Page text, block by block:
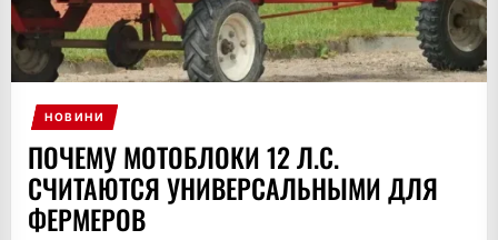
НОВИНИ
ПОЧЕМУ МОТОБЛОКИ 12 Л.С.
СЧИТАЮТСЯ УНИВЕРСАЛЬНЫМИ ДЛЯ
ФЕРМЕРОВ